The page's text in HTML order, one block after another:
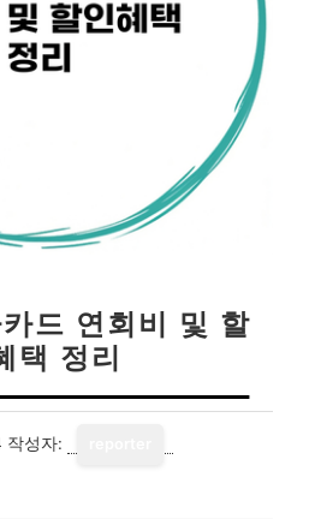
드 연회비 및 할
택 정리
작성자: